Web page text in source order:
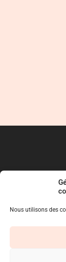
Nous utilisons des